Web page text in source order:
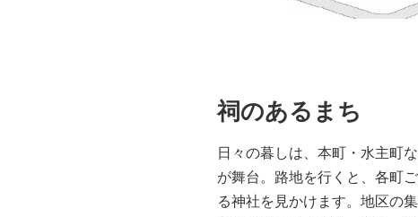
祠のあるまち
日々の暮しは、本町・水主町
が舞台。路地を行くと、各町
る神社を見かけます。地区の